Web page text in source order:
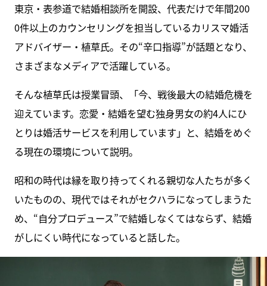
東京・表参道で結婚相談所を開設、代表だけで年間200
0件以上のカウンセリングを担当しているカリスマ婚活
アドバイザー・植草氏。その“辛口指導”が話題となり、
さまざまなメディアで活躍している。
そんな植草氏は授業冒頭、「今、戦後最大の結婚危機を
迎えています。恋愛・結婚を望む独身男女の約4人にひ
とりは婚活サービスを利用しています」と、結婚をめぐ
る現在の環境について説明。
昭和の時代は縁を取り持ってくれる親切な人たちが多く
いたものの、現代ではそれがセクハラになってしまうた
め、“自分プロデュース”で結婚しなくてはならず、結婚
がしにくい時代になっていると話した。